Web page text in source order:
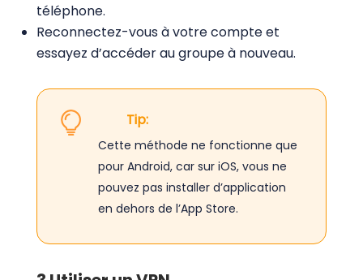
téléphone.
Reconnectez-vous à votre compte et
essayez d’accéder au groupe à nouveau.
Tip:
Cette méthode ne fonctionne que
pour Android, car sur iOS, vous ne
pouvez pas installer d’application
en dehors de l’App Store.